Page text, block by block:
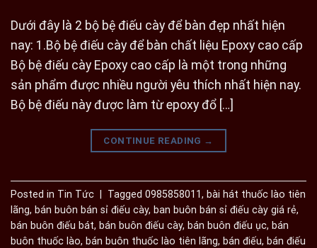
Dưới đây là 2 bộ bệ điếu cày để bàn đẹp nhất hiện
nay: 1.Bộ bệ điếu cày để bàn chất liệu Epoxy cao cấp
Bộ bệ điếu cày Epoxy cao cấp là một trong những
sản phẩm được nhiều người yêu thích nhất hiện nay.
Bộ bệ điếu này được làm từ epoxy đổ […]
CONTINUE READING →
Posted in Tin Tức Tagged 0985858011, bài hát thuốc lào tiên
lãng, bán buôn bán sỉ điếu cày, ban buôn bán sỉ điếu cày giá rẻ,
bán buôn điếu bát, bán buôn điếu cày, bán buôn điếu ục, bán
buôn thuốc lào, bán buôn thuốc lào tiên lãng, bán điếu, bán điếu